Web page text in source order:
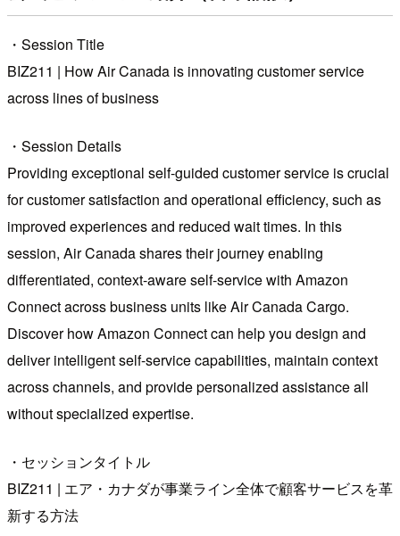
・Session Title
BIZ211 | How Air Canada is innovating customer service
across lines of business
・Session Details
Providing exceptional self-guided customer service is crucial
for customer satisfaction and operational efficiency, such as
improved experiences and reduced wait times. In this
session, Air Canada shares their journey enabling
differentiated, context-aware self-service with Amazon
Connect across business units like Air Canada Cargo.
Discover how Amazon Connect can help you design and
deliver intelligent self-service capabilities, maintain context
across channels, and provide personalized assistance all
without specialized expertise.
・セッションタイトル
BIZ211 | エア・カナダが事業ライン全体で顧客サービスを革
新する方法